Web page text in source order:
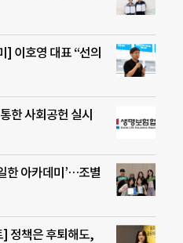
] 이호영 대표 “선의
한 사회공헌 실시
한 아카데미’…조별
정책은 후퇴해도,